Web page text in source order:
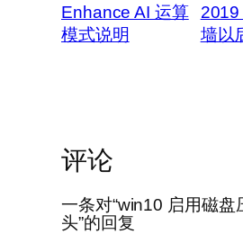
Enhance AI 运算
模式说明
墙以
评论
一条对“win10 启用磁盘
头”的回复